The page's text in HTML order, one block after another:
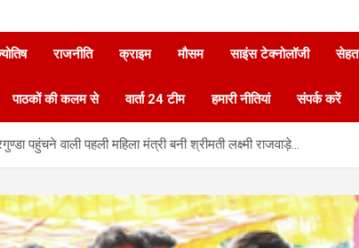
राजनीति क्राइम मौसम साइंस टेक्नोलॉजी सेहत
पाठकों की कलम से वार्ता 24 टीम हमारी नीतियां संपर्क करें
पहुंचने वाली पहली महिला मंत्री बनी श्रीमती लक्ष्मी राजवाड़े…